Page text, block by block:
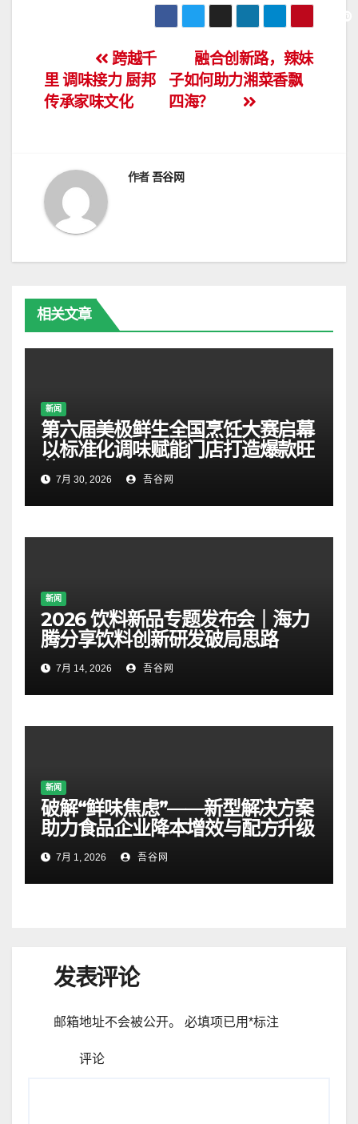
文
章
航
融合创新路，辣妹
子如何助力湘菜香飘
四海？
跨越千
里 调味接力 厨邦
传承家味文化
作者吾谷网
相关文章
新闻
第六届美极鲜生全国烹饪大赛启幕
以标准化调味赋能门店打造爆款旺
菜7月 30, 2026 吾谷网
新闻
2026 饮料新品专题发布会｜海力
腾分享饮料创新研发破局思路
7月 14, 2026 吾谷网
新闻
破解“鲜味焦虑”——新型解决方案
助力食品企业降本增效与配方升级
7月 1, 2026 吾谷网
发表评论
邮箱地址不会被公开。 必填项已用*标注
评论